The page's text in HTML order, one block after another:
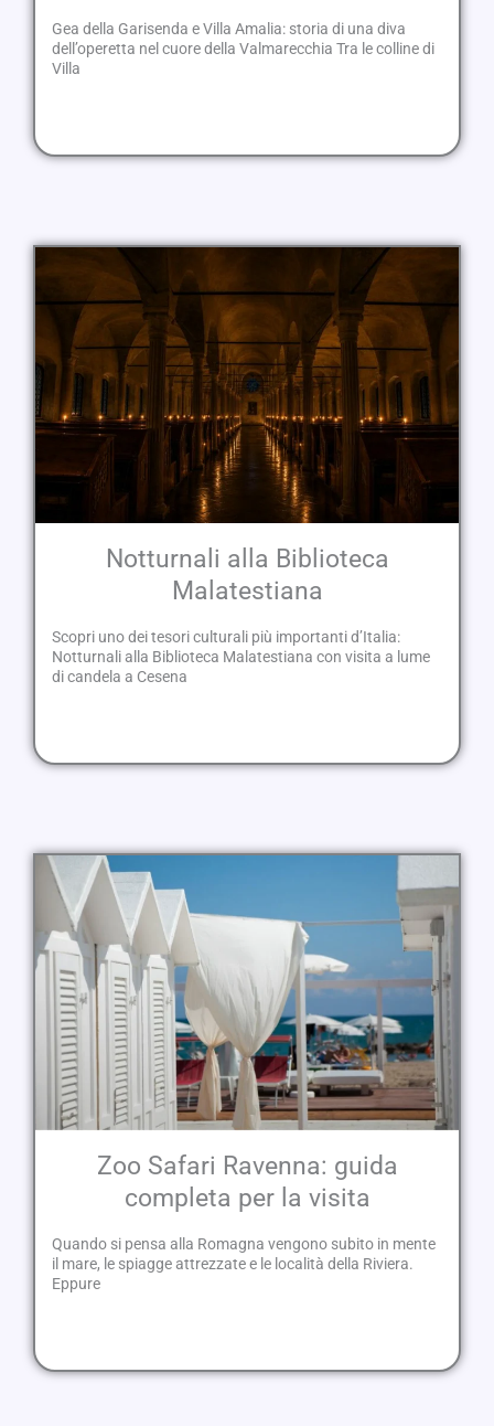
Gea della Garisenda e Villa Amalia: storia di una diva
dell’operetta nel cuore della Valmarecchia Tra le colline di
Villa
Notturnali alla Biblioteca
Malatestiana
Scopri uno dei tesori culturali più importanti d’Italia:
Notturnali alla Biblioteca Malatestiana con visita a lume
di candela a Cesena
Zoo Safari Ravenna: guida
completa per la visita
Quando si pensa alla Romagna vengono subito in mente
il mare, le spiagge attrezzate e le località della Riviera.
Eppure